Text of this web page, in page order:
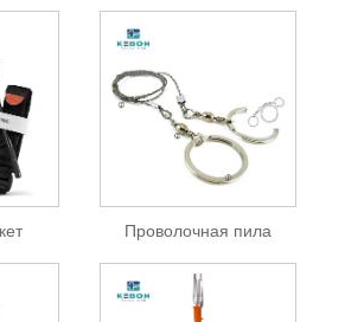
Проволочная пила